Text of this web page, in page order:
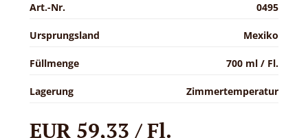
Art.-Nr. 0495
Ursprungsland Mexiko
Füllmenge 700 ml / Fl.
Lagerung Zimmertemperatur
EUR 59,33 / Fl.